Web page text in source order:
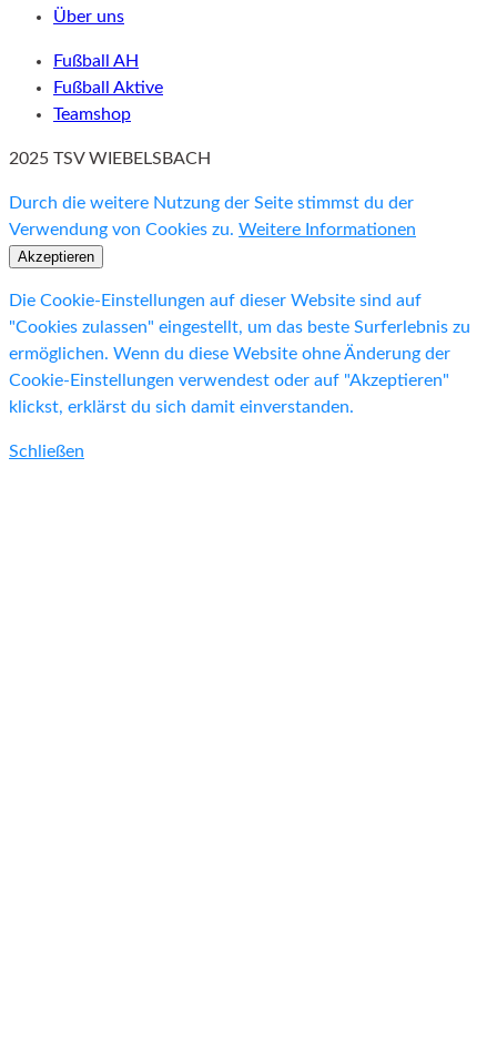
Über uns
Fußball AH
Fußball Aktive
Teamshop
2025 TSV WIEBELSBACH
Durch die weitere Nutzung der Seite stimmst du der
Verwendung von Cookies zu. Weitere Informationen
Akzeptieren
Die Cookie-Einstellungen auf dieser Website sind auf
"Cookies zulassen" eingestellt, um das beste Surferlebnis zu
ermöglichen. Wenn du diese Website ohne Änderung der
Cookie-Einstellungen verwendest oder auf "Akzeptieren"
klickst, erklärst du sich damit einverstanden.
Schließen